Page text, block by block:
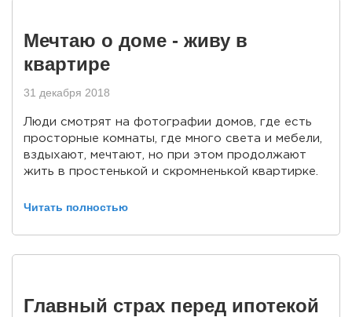
Мечтаю о доме - живу в
квартире
31 декабря 2018
Люди смотрят на фотографии домов, где есть
просторные комнаты, где много света и мебели,
вздыхают, мечтают, но при этом продолжают
жить в простенькой и скромненькой квартирке.
Читать полностью
Главный страх перед ипотекой